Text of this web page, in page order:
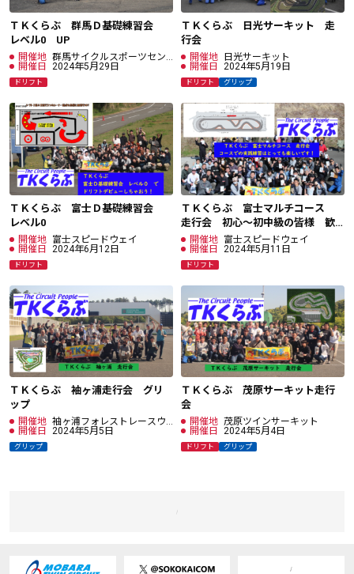
ＴＫくらぶ 群馬Ｄ基礎練習会
レベル0 UP
開催地 群馬サイクルスポーツセン
ター開催日 2024年5月29日
ドリフト
ＴＫくらぶ 日光サーキット 走
行会
開催地
日光サーキット
開催日
2024年5月19日
ドリフト グリップ
ＴＫくらぶ 富士Ｄ基礎練習会
レベル0
開催地 富士スピードウェイ
開催日
2024年6月12日
ドリフト
ＴＫくらぶ 富士マルチコース
走行会 初心～初中級の皆様 歓
迎！開催地 富士スピードウェイ
開催日
2024年5月11日
ドリフト
ＴＫくらぶ 袖ヶ浦走行会 グリ
ップ
開催地 袖ヶ浦フォレストレースウ
ェイ開催日 2024年5月5日
グリップ
ＴＫくらぶ 茂原サーキット走行
会
開催地 茂原ツインサーキット
開催日
2024年5月4日
ドリフト グリップ